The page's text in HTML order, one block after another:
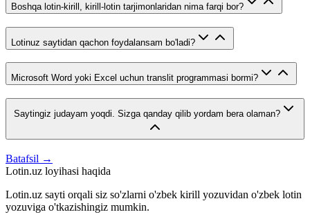
Boshqa lotin-kirill, kirill-lotin tarjimonlaridan nima farqi bor?
Lotinuz saytidan qachon foydalansam bo'ladi?
Microsoft Word yoki Excel uchun translit programmasi bormi?
Saytingiz judayam yoqdi. Sizga qanday qilib yordam bera olaman?
Batafsil →
Lotin.uz loyihasi haqida
Lotin.uz sayti orqali siz so'zlarni o'zbek kirill yozuvidan o'zbek lotin
yozuviga o'tkazishingiz mumkin.